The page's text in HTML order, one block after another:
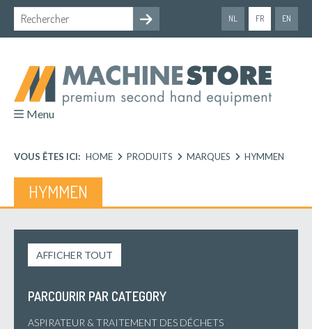
NL FR EN
Menu
VOUS ÊTES ICI: HOME PRODUITS MARQUES HYMMEN
HYMMEN
AFFICHER TOUT
PARCOURIR PAR CATEGORY
ASPIRATEUR & TRAITEMENT DES DÉCHETS